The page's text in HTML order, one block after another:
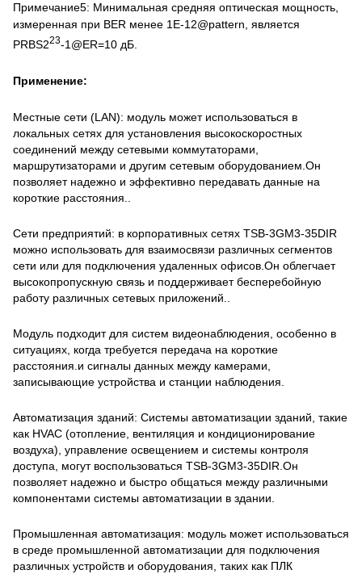
Примечание5: Минимальная средняя оптическая мощность,
измеренная при BER менее 1E-12@pattern, является
PRBS223-1@ER=10 дБ.
Применение:
Местные сети (LAN): модуль может использоваться в
локальных сетях для установления высокоскоростных
соединений между сетевыми коммутаторами,
маршрутизаторами и другим сетевым оборудованием.Он
позволяет надежно и эффективно передавать данные на
короткие расстояния..
Сети предприятий: в корпоративных сетях TSB-3GM3-35DIR
можно использовать для взаимосвязи различных сегментов
сети или для подключения удаленных офисов.Он облегчает
высокопропускную связь и поддерживает бесперебойную
работу различных сетевых приложений..
Модуль подходит для систем видеонаблюдения, особенно в
ситуациях, когда требуется передача на короткие
расстояния.и сигналы данных между камерами,
записывающие устройства и станции наблюдения.
Автоматизация зданий: Системы автоматизации зданий, такие
как HVAC (отопление, вентиляция и кондиционирование
воздуха), управление освещением и системы контроля
доступа, могут воспользоваться TSB-3GM3-35DIR.Он
позволяет надежно и быстро общаться между различными
компонентами системы автоматизации в здании.
Промышленная автоматизация: модуль может использоваться
в среде промышленной автоматизации для подключения
различных устройств и оборудования, таких как ПЛК